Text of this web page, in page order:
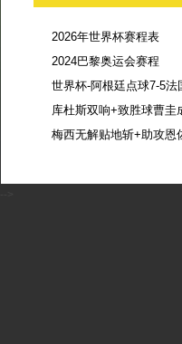
2026年世界杯赛程表
2024巴黎奥运会赛程
库杜斯双响+致胜球曹圭